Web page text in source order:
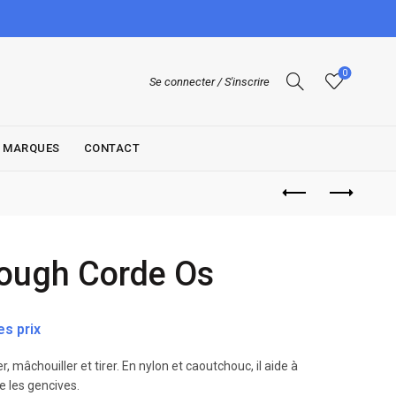
Se connecter / S'inscrire
0
MARQUES CONTACT
Corde Os
prix
mâchouiller et tirer. En nylon et caoutchouc, il aide à
les gencives.